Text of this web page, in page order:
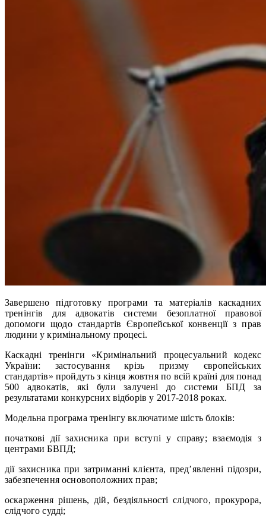
Завершено підготовку програми та матеріалів каскадних
тренінгів для адвокатів системи безоплатної правової
допомоги щодо стандартів Європейської конвенції з прав
людини у кримінальному процесі.
Каскадні тренінги «Кримінальний процесуальний кодекс
України: застосування крізь призму європейських
стандартів» пройдуть з кінця жовтня по всій країні для понад
500 адвокатів, які були залучені до системи БПД за
результатами конкурсних відборів у 2017-2018 роках.
Модельна програма тренінгу включатиме шість блоків:
початкові дії захисника при вступі у справу; взаємодія з
центрами БВПД;
дії захисника при затриманні клієнта, пред’явленні підозри,
забезпечення основоположних прав;
оскарження рішень, дій, бездіяльності слідчого, прокурора,
слідчого судді;